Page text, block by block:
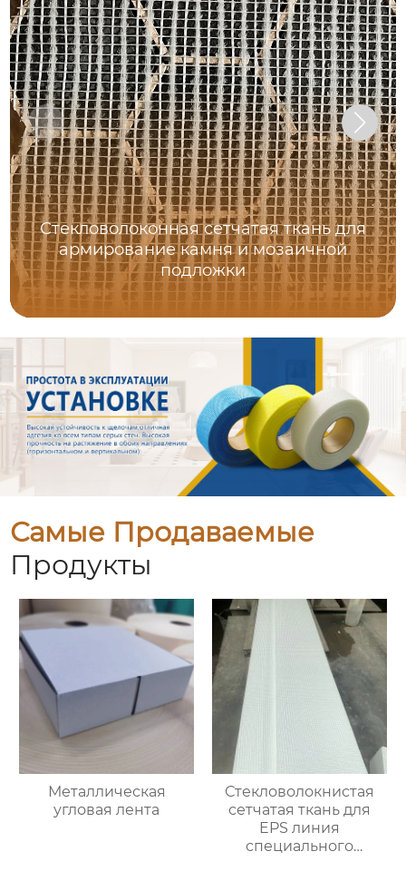
Стекловолоконная сетчатая ткань для
армирование камня и мозаичной
подложки
Самые Продаваемые
Продукты
Металлическая
угловая лента
Стекловолокнистая
сетчатая ткань для
EPS линия
специального